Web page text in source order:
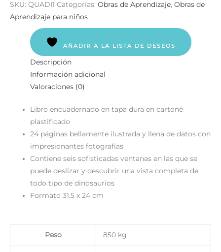
SKU: QUADI1 Categorías: Obras de Aprendizaje, Obras de
Aprendizaje para niños
AÑADIR A LA LISTA DE DESEOS
Descripción
Información adicional
Valoraciones (0)
Libro encuadernado en tapa dura en cartoné
plastificado
24 páginas bellamente ilustrada y llena de datos con
impresionantes fotografías
Contiene seis sofisticadas ventanas en las que se
puede deslizar y descubrir una vista completa de
todo tipo de dinosaurios
Formato 31.5 x 24 cm
Peso 850 kg